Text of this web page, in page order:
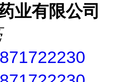
业有限公司